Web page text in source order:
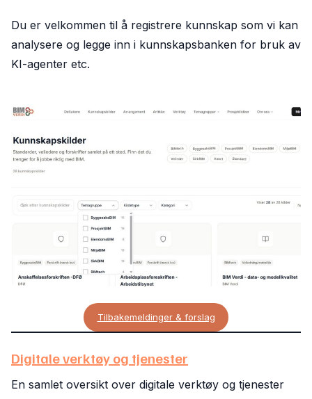
Du er velkommen til å registrere kunnskap som vi kan
analysere og legge inn i kunnskapsbanken for bruk av
KI-agenter etc.
Tilbakemeldinger & forslag
Digitale verktøy og tjenester
En samlet oversikt over digitale verktøy og tjenester